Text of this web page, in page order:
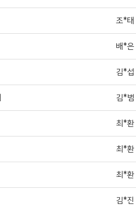
조*태
배*은
김*섭
김*범
최*환
최*환
최*환
김*진